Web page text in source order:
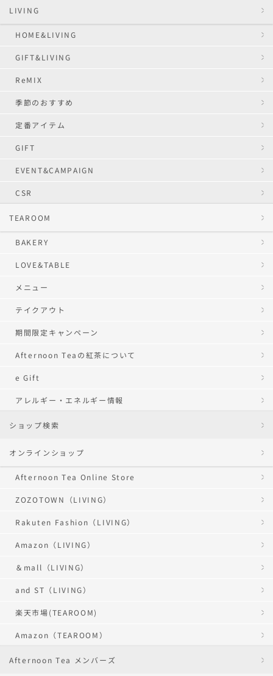
LIVING
HOME&LIVING
GIFT&LIVING
ReMIX
季節のおすすめ
定番アイテム
GIFT
EVENT&CAMPAIGN
CSR
TEAROOM
BAKERY
LOVE&TABLE
メニュー
テイクアウト
期間限定キャンペーン
Afternoon Teaの紅茶について
e Gift
アレルギー・エネルギー情報
ショップ検索
オンラインショップ
Afternoon Tea Online Store
ZOZOTOWN（LIVING）
Rakuten Fashion（LIVING）
Amazon（LIVING）
＆mall（LIVING）
and ST（LIVING）
楽天市場(TEAROOM)
Amazon（TEAROOM）
Afternoon Tea メンバーズ